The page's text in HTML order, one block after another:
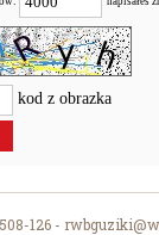
kod z obrazka
126 -